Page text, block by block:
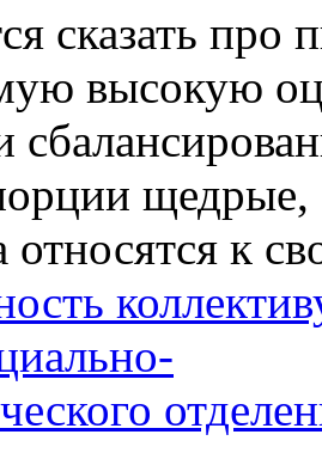
сказать
высокую
относятся к